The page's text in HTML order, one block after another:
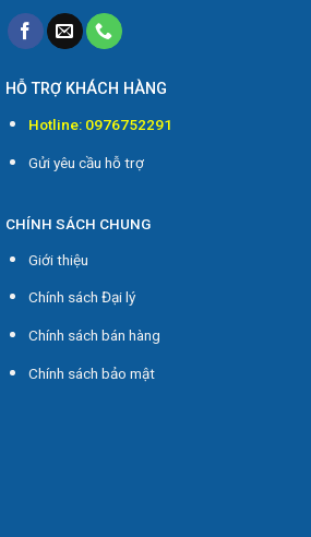
HỖ TRỢ KHÁCH HÀNG
Hotline: 0976752291
Gửi yêu cầu hỗ trợ
CHÍNH SÁCH CHUNG
Giới thiệu
Chính sách Đại lý
Chính sách bán hàng
Chính sách bảo mật